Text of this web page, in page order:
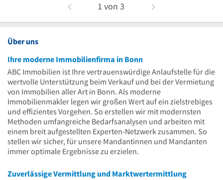
1 von 3
Über uns
Ihre moderne Immobilienfirma in Bonn
ABC Immobilien ist Ihre vertrauenswürdige Anlaufstelle für die
wertvolle Unterstützung beim Verkauf und bei der Vermietung
von Immobilien aller Art in Bonn. Als moderne
Immobilienmakler legen wir großen Wert auf ein zielstrebiges
und effizientes Vorgehen. So erstellen wir mit modernsten
Methoden umfangreiche Bedarfsanalysen und arbeiten mit
einem breit aufgestellten Experten-Netzwerk zusammen. So
stellen wir sicher, für unsere Mandantinnen und Mandanten
immer optimale Ergebnisse zu erzielen.
Zuverlässige Vermittlung und Marktwertermittlung